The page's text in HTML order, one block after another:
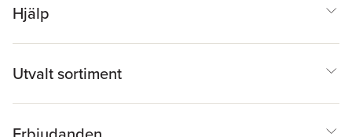
Hjälp
Utvalt sortiment